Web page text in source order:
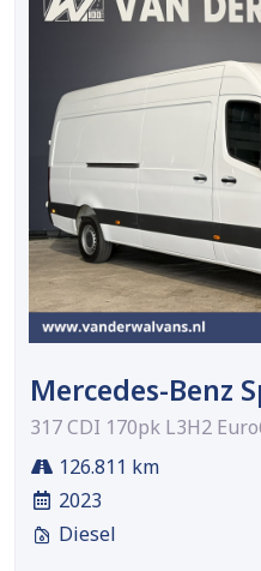
Mercedes-Benz
317 CDI 170pk L3H2
126.811 km
2023
Diesel